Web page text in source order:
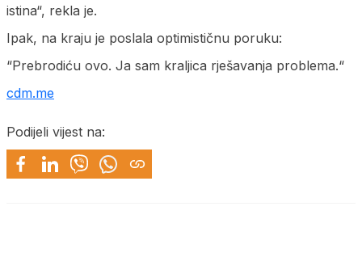
istina“, rekla je.
Ipak, na kraju je poslala optimističnu poruku:
“Prebrodiću ovo. Ja sam kraljica rješavanja problema.“
cdm.me
Podijeli vijest na: